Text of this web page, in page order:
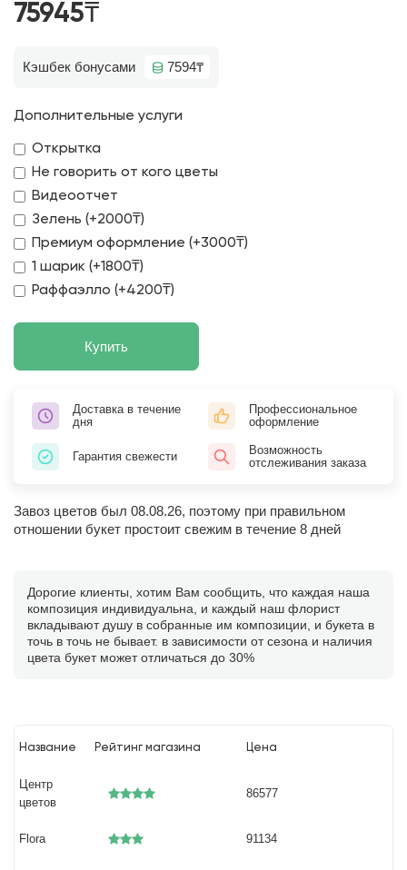
75945₸
Кэшбек бонусами 7594₸
Дополнительные услуги
Открытка
Не говорить от кого цветы
Видеоотчет
Зелень (+2000₸)
Премиум оформление (+3000₸)
1 шарик (+1800₸)
Раффаэлло (+4200₸)
Купить
Доставка в течение
дня
Профессиональное
оформление
Гарантия свежести
Возможность
отслеживания заказа
Завоз цветов был 08.08.26, поэтому при правильном
отношении букет простоит свежим в течение 8 дней
Дорогие клиенты, хотим Вам сообщить, что каждая наша
композиция индивидуальна, и каждый наш флорист
вкладывают душу в собранные им композиции, и букета в
точь в точь не бывает. в зависимости от сезона и наличия
цвета букет может отличаться до 30%
Название Рейтинг магазина Цена
Центр
цветов
86577
Flora 91134